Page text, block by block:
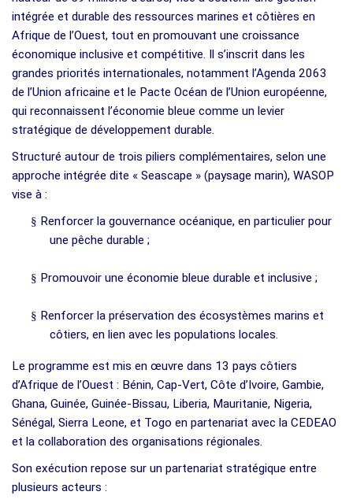
intégrée et durable des ressources marines et côtières en
Afrique de l’Ouest, tout en promouvant une croissance
économique inclusive et compétitive. Il s’inscrit dans les
grandes priorités internationales, notamment l’Agenda 2063
de l’Union africaine et le Pacte Océan de l’Union européenne,
qui reconnaissent l’économie bleue comme un levier
stratégique de développement durable.
Structuré autour de trois piliers complémentaires, selon une
approche intégrée dite « Seascape » (paysage marin), WASOP
vise à :
§ Renforcer la gouvernance océanique, en particulier pour
une pêche durable ;
§ Promouvoir une économie bleue durable et inclusive ;
§ Renforcer la préservation des écosystèmes marins et
côtiers, en lien avec les populations locales.
Le programme est mis en œuvre dans 13 pays côtiers
d’Afrique de l’Ouest : Bénin, Cap-Vert, Côte d’Ivoire, Gambie,
Ghana, Guinée, Guinée-Bissau, Liberia, Mauritanie, Nigeria,
Sénégal, Sierra Leone, et Togo en partenariat avec la CEDEAO
et la collaboration des organisations régionales.
Son exécution repose sur un partenariat stratégique entre
plusieurs acteurs :